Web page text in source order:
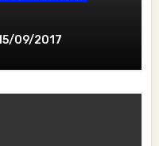
09/2017